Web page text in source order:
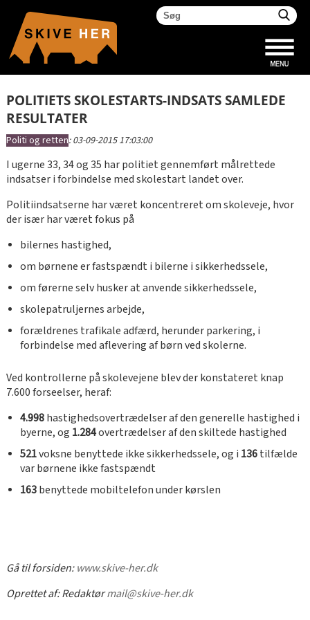
POLITIETS SKOLESTARTS-INDSATS SAMLEDE
RESULTATER
Politi og retten:03-09-2015 17:03:00
I ugerne 33, 34 og 35 har politiet gennemført målrettede
indsatser i forbindelse med skolestart landet over.
Politiindsatserne har været koncentreret om skoleveje, hvor
der især har været fokus på
bilernes hastighed,
om børnene er fastspændt i bilerne i sikkerhedssele,
om førerne selv husker at anvende sikkerhedssele,
skolepatruljernes arbejde,
forældrenes trafikale adfærd, herunder parkering, i
forbindelse med aflevering af børn ved skolerne.
Ved kontrollerne på skolevejene blev der konstateret knap
7.600 forseelser, heraf:
4.998hastighedsovertrædelser af den generelle hastighed i
byerne, og 1.284overtrædelser af den skiltede hastighed
521voksne benyttede ikke sikkerhedssele, og i 136tilfælde
var børnene ikke fastspændt
163benyttede mobiltelefon under kørslen
Gå til forsiden:www.skive-her.dk
Oprettet af:Redaktørmail@skive-her.dk